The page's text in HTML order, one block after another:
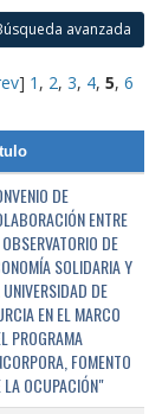
avanzada
] 1 , 2, 3, 4, 5, 6
DE
ENTRE
DE
SOLIDARIA Y
DE
EN EL MARCO
PROGRAMA
FOMENTO
LA OCUPACIÓN"